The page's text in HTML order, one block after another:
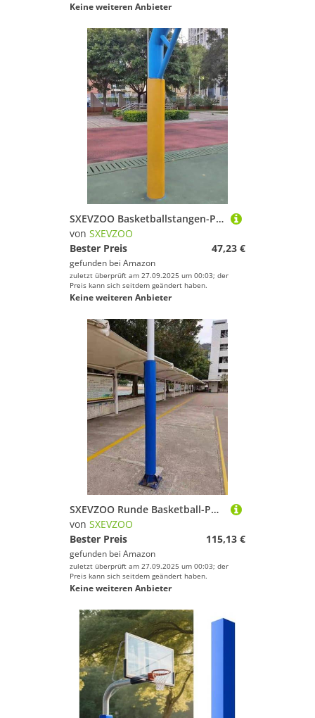
Keine weiteren Anbieter
SXEVZOO Basketballstangen-Polsterung Für Spielerschutz Und Sicherheit, Höhe 47/59/71in Rund Universelle Schaumstoff-Polsterabdeckung, Mit Klettverschluss(Yellow,6x120cm)
von SXEVZOO
Bester Preis
47,23 €
gefunden bei Amazon
zuletzt überprüft am 27.09.2025 um 00:03; der
Preis kann sich seitdem geändert haben.
Keine weiteren Anbieter
SXEVZOO Runde Basketball-Polsterauflage 47"/59"/71" Hoch, Wasserdicht, Strapazierfähig, Umwickelbare Schaumstoff-Polsterung, Für Keller, Garage, Spielplatz(Blue,20x150cm)
von SXEVZOO
Bester Preis
115,13 €
gefunden bei Amazon
zuletzt überprüft am 27.09.2025 um 00:03; der
Preis kann sich seitdem geändert haben.
Keine weiteren Anbieter